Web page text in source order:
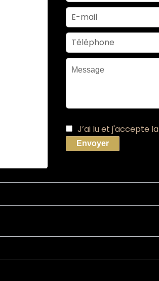
J’ai lu et j'accepte la
Envoyer